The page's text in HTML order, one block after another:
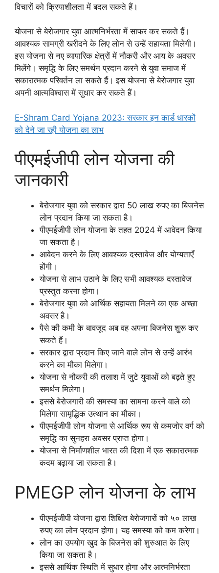
विचारों को क्रियाशीलता में बदल सकते हैं।
योजना से बेरोजगार युवा आत्मनिर्भरता में साफर कर सकते हैं।
आवश्यक सामग्री खरीदने के लिए लोन से उन्हें सहायता मिलेगी।
इस योजना से नए व्यापारिक क्षेत्रों में नौकरी और आय के अवसर
मिलेंगे। समृद्धि के लिए समर्थन प्रदान करने से युवा समाज में
सकारात्मक परिवर्तन ला सकते हैं। इस योजना से बेरोजगार युवा
अपनी आत्मविश्वास में सुधार कर सकते हैं।
E-Shram Card Yojana 2023: सरकार इन कार्ड धारकों
को देने जा रही योजना का लाभ
पीएमईजीपी लोन योजना की
जानकारी
बेरोजगार युवा को सरकार द्वारा 50 लाख रुपए का बिजनेस
लोन प्रदान किया जा सकता है।
पीएमईजीपी लोन योजना के तहत 2024 में आवेदन किया
जा सकता है।
आवेदन करने के लिए आवश्यक दस्तावेज और योग्यताएँ
होंगी।
योजना से लाभ उठाने के लिए सभी आवश्यक दस्तावेज
प्रस्तुत करना होगा।
बेरोजगार युवा को आर्थिक सहायता मिलने का एक अच्छा
अवसर है।
पैसे की कमी के बावजूद अब वह अपना बिजनेस शुरू कर
सकते हैं।
सरकार द्वारा प्रदान किए जाने वाले लोन से उन्हें आरंभ
करने का मौका मिलेगा।
योजना से नौकरी की तलाश में जुटे युवाओं को बढ़ते हुए
समर्थन मिलेगा।
इससे बेरोजगारी की समस्या का सामना करने वाले को
मिलेगा सामृद्धिक उत्थान का मौका।
पीएमईजीपी लोन योजना से आर्थिक रूप से कमजोर वर्ग को
समृद्धि का सुनहरा अवसर प्राप्त होगा।
योजना से निर्माणशील भारत की दिशा में एक सकारात्मक
कदम बढ़ाया जा सकता है।
PMEGP लोन योजना के लाभ
पीएमईजीपी योजना द्वारा शिक्षित बेरोजगारों को ५० लाख
रुपए का लोन प्रदान होगा। यह समस्या को कम करेगा।
लोन का उपयोग खुद के बिजनेस की शुरुआत के लिए
किया जा सकता है।
इससे आर्थिक स्थिति में सुधार होगा और आत्मनिर्भरता